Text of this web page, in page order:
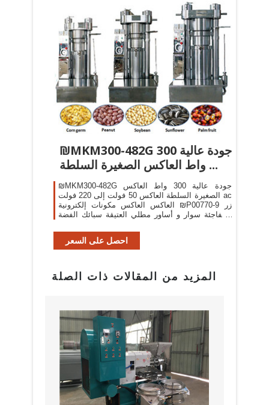
₪MKM300-482G جودة عالية 300
واط العاكس الصغيرة السلطة ...
₪MKM300-482G جودة عالية 300 واط العاكس
الصغيرة السلطة العاكس 50 فولت إلى 220 فولت ac
العاكس العاكس مكونات إلكترونية ₪P00770-9 زر
المفاجئة سوار و أساور مطلي العتيقة سبائك الفضة
احصل على السعر
المزيد من المقالات ذات الصلة